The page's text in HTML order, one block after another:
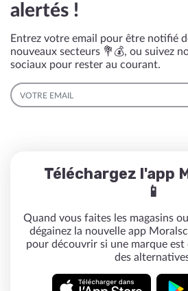
alertés !
Entrez votre email pour être notifié
nouveaux secteurs 💐💰, ou suivez
sociaux pour rester au courant.
EMAIL
Téléchargez l'app
📱
Quand vous faites les magasins
dégainez la nouvelle app
pour découvrir si une marque
des